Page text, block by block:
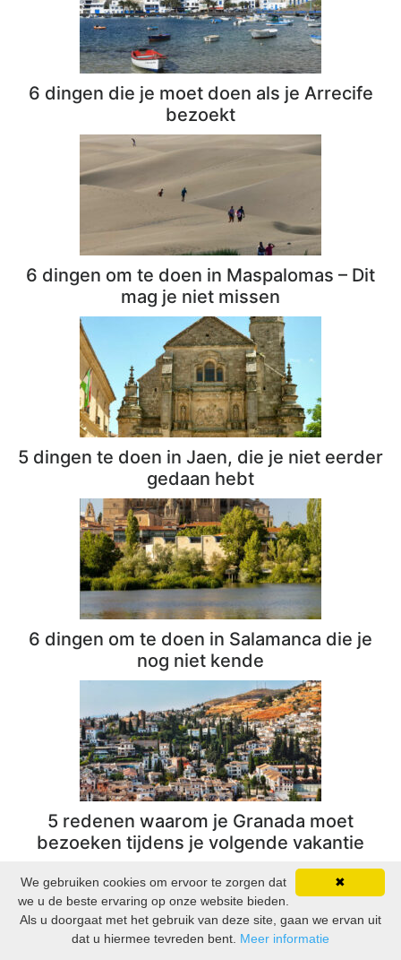
6 dingen die je moet doen als je Arrecife
bezoekt
6 dingen om te doen in Maspalomas – Dit
mag je niet missen
5 dingen te doen in Jaen, die je niet eerder
gedaan hebt
6 dingen om te doen in Salamanca die je
nog niet kende
5 redenen waarom je Granada moet
bezoeken tijdens je volgende vakantie
✖
We gebruiken cookies om ervoor te zorgen dat
we u de beste ervaring op onze website bieden.
Als u doorgaat met het gebruik van deze site, gaan we ervan uit
dat u hiermee tevreden bent. Meer informatie